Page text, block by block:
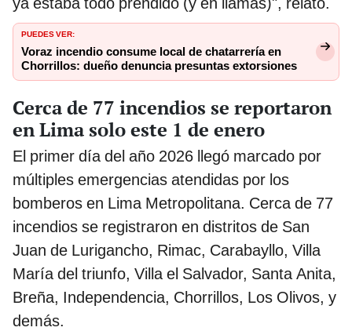
PUEDES VER:
Voraz incendio consume local de chatarrería en
Chorrillos: dueño denuncia presuntas extorsiones
Cerca de 77 incendios se reportaron
en Lima solo este 1 de enero
El primer día del año 2026 llegó marcado por
múltiples emergencias atendidas por los
bomberos en Lima Metropolitana. Cerca de 77
incendios se registraron en distritos de San
Juan de Lurigancho, Rimac, Carabayllo, Villa
María del triunfo, Villa el Salvador, Santa Anita,
Breña, Independencia, Chorrillos, Los Olivos, y
demás.